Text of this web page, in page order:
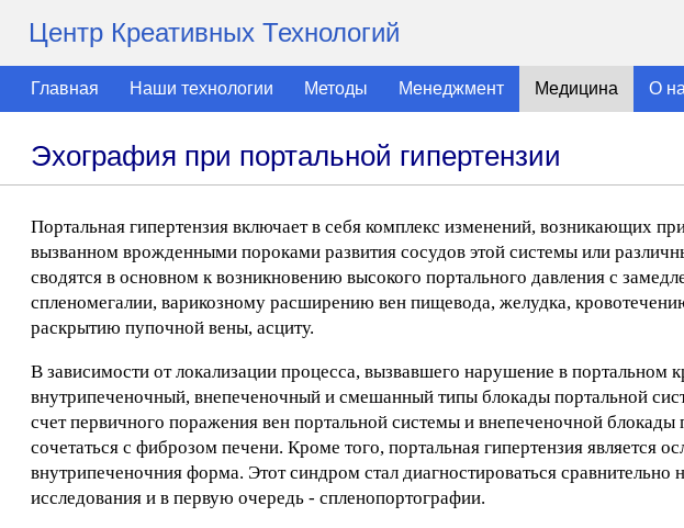
Центр Креативных Технологий
Главная Наши технологии Методы Менеджмент Медицина О
Эхография при портальной гипертензии
Портальная гипертензия включает в себя комплекс изменений, возникающих
вызванном врожденными пороками развития сосудов этой системы или
сводятся в основном к возникновению высокого портального давления с
спленомегалии, варикозному расширению вен пищевода, желудка,
раскрытию пупочной вены, асциту.
В зависимости от локализации процесса, вызвавшего нарушение в
внутрипеченочный, внепеченочный и смешанный типы блокады портальной
счет первичного поражения вен портальной системы и внепеченочной
сочетаться с фиброзом печени. Кроме того, портальная гипертензия является
внутрипеченочния форма. Этот синдром стал диагностироваться
исследования и в первую очередь - спленопортографии.